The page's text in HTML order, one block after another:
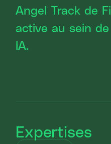
Angel Track de
active au sein
IA.
Expertises